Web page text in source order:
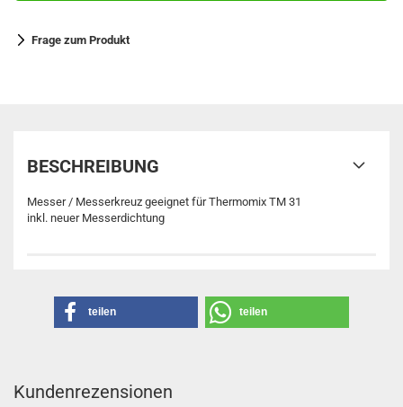
Frage zum Produkt
BESCHREIBUNG
Messer / Messerkreuz geeignet für Thermomix TM 31
inkl. neuer Messerdichtung
teilen teilen
Kundenrezensionen